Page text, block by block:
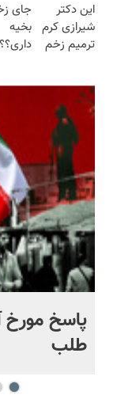
(تخفیف به
مدت
محدود)
این دکتر
شیرازی کرم
ترمیم زخم
جای
بخیه
پاسخ مورخ
طلب